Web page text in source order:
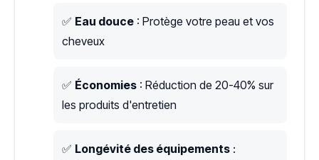
✅ Eau douce : Protège votre peau et vos
cheveux
✅ Économies : Réduction de 20-40% sur
les produits d'entretien
✅ Longévité des équipements :